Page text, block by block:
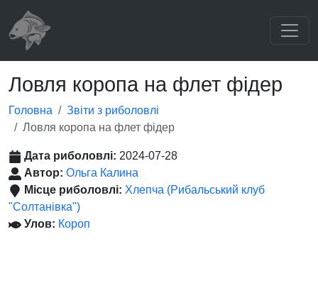
Ловля коропа на флет фідер
Головна
Звіти з риболовлі
Ловля коропа на флет фідер
Дата риболовлі: 2024-07-28
Автор: Ольга Калина
Місце риболовлі: Хлепча (Рибальський клуб
"Солтанівка")
Улов: Короп